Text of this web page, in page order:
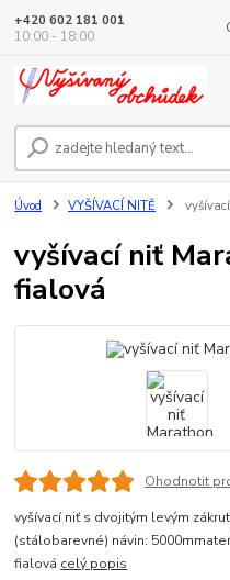
+420 602 181 001
10:00 - 18:00
Úvod VYŠÍVACÍ NITĚ
vyšívací niť
fialová
Ohodnotit
vyšívací niť s dvojitým levým
(stálobarevné) návin:
fialová celý popis